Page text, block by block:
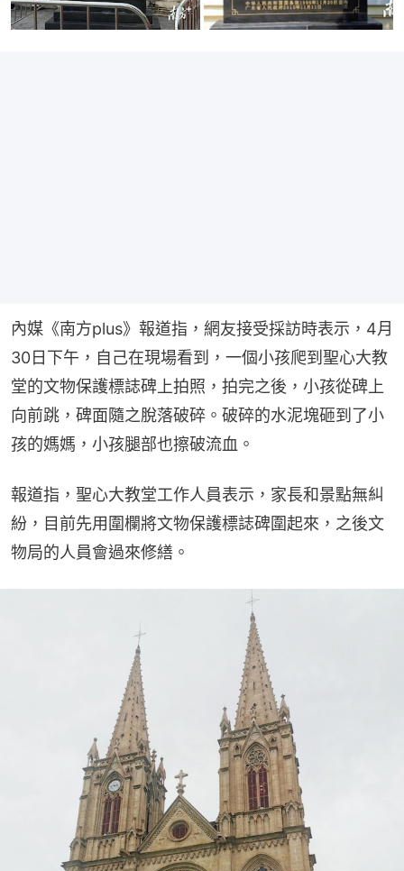
內媒《南方plus》報道指，網友接受採訪時表示，4月
30日下午，自己在現場看到，一個小孩爬到聖心大教
堂的文物保護標誌碑上拍照，拍完之後，小孩從碑上
向前跳，碑面隨之脫落破碎。破碎的水泥塊砸到了小
孩的媽媽，小孩腿部也擦破流血。
報道指，聖心大教堂工作人員表示，家長和景點無糾
紛，目前先用圍欄將文物保護標誌碑圍起來，之後文
物局的人員會過來修繕。